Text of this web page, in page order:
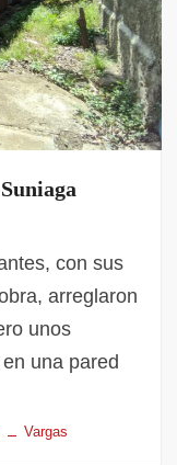
con sus
arreglaron
unos
una pared
Vargas